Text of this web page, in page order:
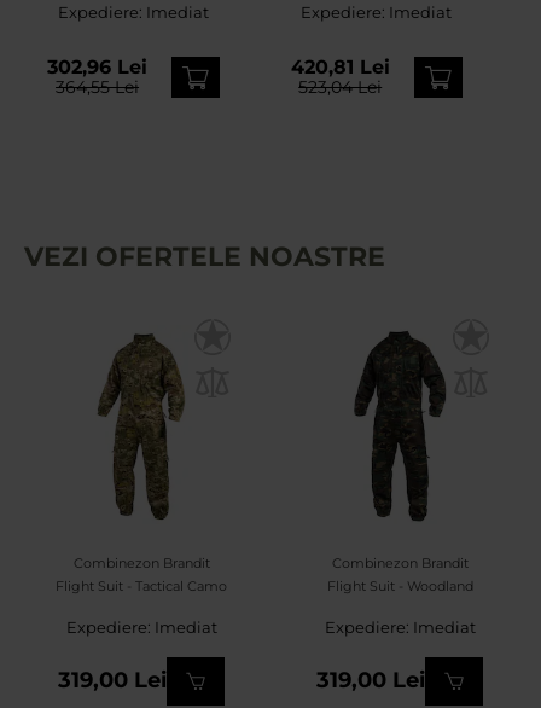
Expediere: Imediat
302,96 Lei
364,55 Lei
Expediere: Imediat
420,81 Lei
523,04 Lei
VEZI OFERTELE NOASTRE
Combinezon Brandit
Flight Suit - Tactical Camo
Expediere: Imediat
319,00 Lei
Combinezon Brandit
Flight Suit - Woodland
Expediere: Imediat
319,00 Lei